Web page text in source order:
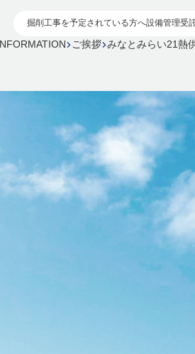
掘削工事を予定されている方へ設備管理受
INFORMATION ご挨拶 みなとみらい21熱